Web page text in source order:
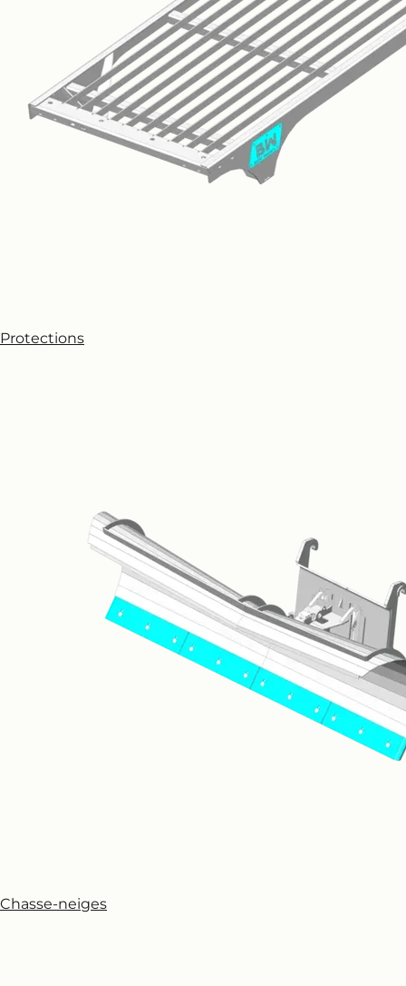
Protections
Chasse-neiges